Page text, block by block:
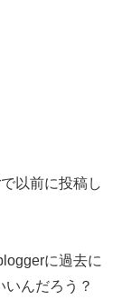
以前に投稿し
に過去に
んだろう？